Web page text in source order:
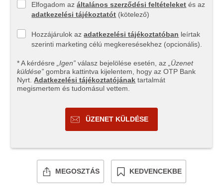
Elfogadom azáltalános szerződési feltételeket és az
adatkezelési tájékoztatót (kötelező)
Hozzájárulok azadatkezelési tájékoztatóban leírtak
szerinti marketing célú megkeresésekhez (opcionális).
* A kérdésre „Igen” válasz bejelölése esetén, az
„Üzenet
küldése” gombra kattintva kijelentem, hogy az OTP Bank
Nyrt. Adatkezelési tájékoztatójának tartalmát
megismertem és tudomásul vettem.
ÜZENET KÜLDÉSE
MEGOSZTÁS KEDVENCEKBE